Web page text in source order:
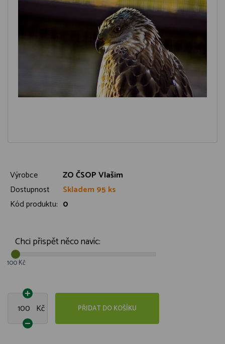
Výrobce
ZO ČSOP Vlašim
Dostupnost
Skladem 95 ks
Kód produktu: 0
Chci přispět něco navíc:
100 Kč
Kč PŘIDAT DO KOŠÍKU